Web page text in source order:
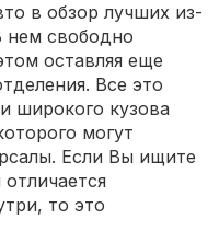
в обзор лучших из-
нем свободно
оставляя еще
Все это
широкого кузова
могут
Если Вы ищите
то это